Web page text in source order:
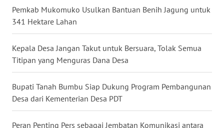
Pemkab Mukomuko Usulkan Bantuan Benih Jagung untuk
341 Hektare Lahan
Kepala Desa Jangan Takut untuk Bersuara, Tolak Semua
Titipan yang Menguras Dana Desa
Bupati Tanah Bumbu Siap Dukung Program Pembangunan
Desa dari Kementerian Desa PDT
Peran Penting Pers sebagai Jembatan Komunikasi antara
JATIM
BALI
WN
KALBAR
WN
KALTENG